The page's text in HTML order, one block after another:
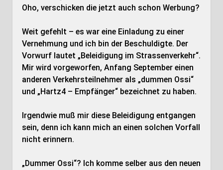
Oho, verschicken die jetzt auch schon Werbung?
Weit gefehlt – es war eine Einladung zu einer
Vernehmung und ich bin der Beschuldigte. Der
Vorwurf lautet „Beleidigung im Strassenverkehr“.
Mir wird vorgeworfen, Anfang September einen
anderen Verkehrsteilnehmer als „dummen Ossi“
und „Hartz4 – Empfänger“ bezeichnet zu haben.
Irgendwie muß mir diese Beleidigung entgangen
sein, denn ich kann mich an einen solchen Vorfall
nicht erinnern.
„Dummer Ossi“? Ich komme selber aus den neuen